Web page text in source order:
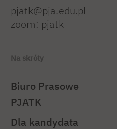
pjatk@pja.edu.pl
zoom: pjatk
Na skróty
Biuro Prasowe
PJATK
Dla kandydata